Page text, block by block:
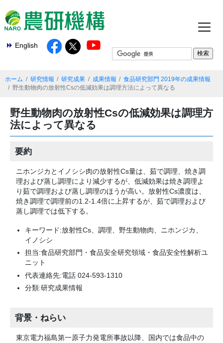
English
ホーム 研究情報 研究成果 成果情報
食品研究部門 2019年の成果情報
野生動物肉の放射性Csの低減効果は調理方法によって異なる
野生動物肉の放射性Csの低減効果は調理方
法によって異なる
要約
ニホンジカとイノシシ肉の放射性Cs量は、茹で調理、焼き調
理および蒸し調理により減少するが、低減効果は焼き調理よ
り茹で調理および蒸し調理のほうが高い。放射性Cs濃度は、
焼き調理で調理前の1.2-1.4倍に上昇するが、茹で調理および
蒸し調理では低下する。
キーワード:放射性Cs、調理、野生動物肉、ニホンジカ、
イノシシ
担当:食品研究部門・食品安全研究領域・食品安全性解析ユ
ニット
代表連絡先:電話 024-593-1310
分類:研究成果情報
背景・ねらい
東京電力福島第一原子力発電所事故以降、国内では食品中の